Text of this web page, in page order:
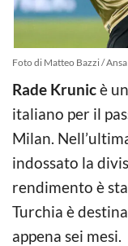
Foto di Matteo Bazzi / Ansa
Rade Krunicè
italiano per il
Milan.
indossato la
rendimento è
Turchia è
appena sei mesi.